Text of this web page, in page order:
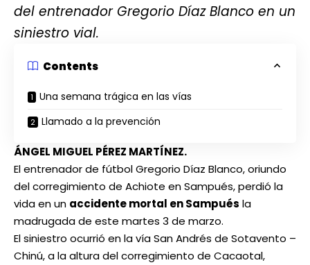
del entrenador Gregorio Díaz Blanco en un
siniestro vial.
Contents
Una semana trágica en las vías
Llamado a la prevención
ÁNGEL MIGUEL PÉREZ MARTÍNEZ.
El entrenador de fútbol Gregorio Díaz Blanco, oriundo
del corregimiento de Achiote en Sampués, perdió la
vida en un accidente mortal en Sampués la
madrugada de este martes 3 de marzo.
El siniestro ocurrió en la vía San Andrés de Sotavento –
Chinú, a la altura del corregimiento de Cacaotal,